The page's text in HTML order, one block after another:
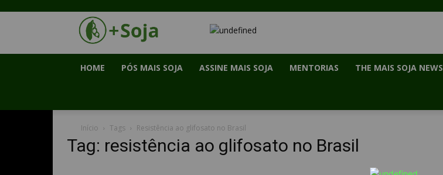
HOME PÓS MAIS SOJA ASSINE MAIS SOJA MENTORIAS THE MAIS SOJA NEWS
Início Tags Resistência ao glifosato no Brasil
Tag: resistência ao glifosato no Brasil